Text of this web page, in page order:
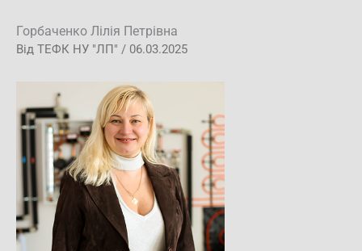
Горбаченко Лілія Петрівна
Від ТЕФК НУ "ЛП" / 06.03.2025